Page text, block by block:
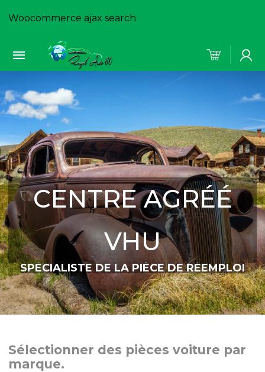
Woocommerce ajax search
CENTRE AGRÉÉ
VHU
SPÉCIALISTE DE LA PIÈCE DE RÉEMPLOI
Sélectionner des pièces voiture par
marque.